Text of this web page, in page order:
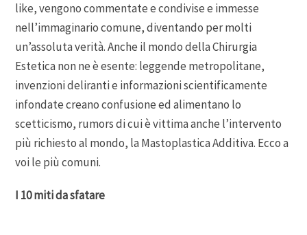
like, vengono commentate e condivise e immesse
nell’immaginario comune, diventando per molti
un’assoluta verità. Anche il mondo della Chirurgia
Estetica non ne è esente: leggende metropolitane,
invenzioni deliranti e informazioni scientificamente
infondate creano confusione ed alimentano lo
scetticismo, rumors di cui è vittima anche l’intervento
più richiesto al mondo, la Mastoplastica Additiva. Ecco a
voi le più comuni.
I 10 miti da sfatare